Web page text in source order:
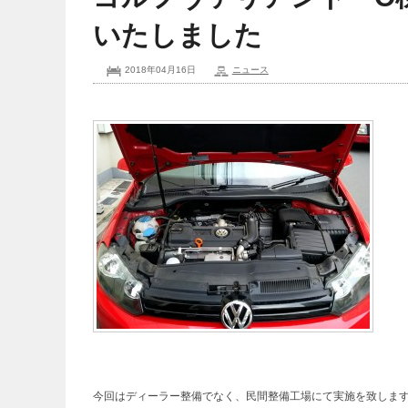
いたしました
2018年04月16日 ニュース
今回はディーラー整備でなく、民間整備工場にて実施を致しま